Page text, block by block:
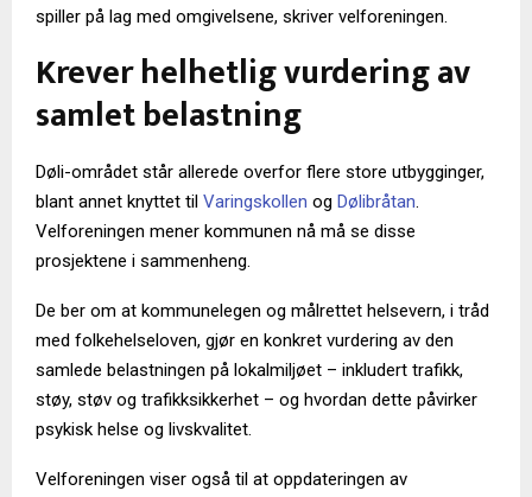
spiller på lag med omgivelsene, skriver velforeningen.
Krever helhetlig vurdering av
samlet belastning
Døli-området står allerede overfor flere store utbygginger,
blant annet knyttet til Varingskollen og Dølibråtan.
Velforeningen mener kommunen nå må se disse
prosjektene i sammenheng.
De ber om at kommunelegen og målrettet helsevern, i tråd
med folkehelseloven, gjør en konkret vurdering av den
samlede belastningen på lokalmiljøet – inkludert trafikk,
støy, støv og trafikksikkerhet – og hvordan dette påvirker
psykisk helse og livskvalitet.
Velforeningen viser også til at oppdateringen av